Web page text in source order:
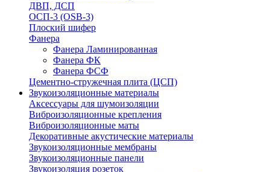
ДВП, ДСП
ОСП-3 (OSB-3)
Плоский шифер
Фанера
Фанера Ламинированная
Фанера ФК
Фанера ФСФ
Цементно-стружечная плита (ЦСП)
Звукоизоляционные материалы
Аксессуары для шумоизоляции
Виброизоляционные крепления
Виброизоляционные маты
Декоративные акустические материалы
Звукоизоляционные мембраны
Звукоизоляционные панели
Звукоизоляция розеток